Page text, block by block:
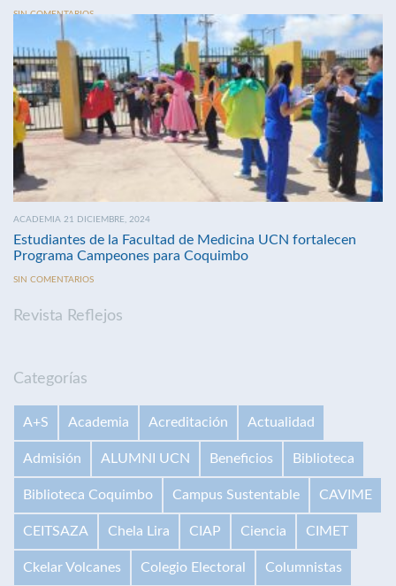
SIN COMENTARIOS
ACADEMIA 21 DICIEMBRE, 2024
Estudiantes de la Facultad de Medicina UCN fortalecen
Programa Campeones para Coquimbo
SIN COMENTARIOS
Revista Reflejos
Categorías
A+S Academia Acreditación Actualidad
Admisión ALUMNI UCN Beneficios Biblioteca
Biblioteca Coquimbo Campus Sustentable CAVIME
CEITSAZA Chela Lira CIAP Ciencia CIMET
Ckelar Volcanes Colegio Electoral Columnistas